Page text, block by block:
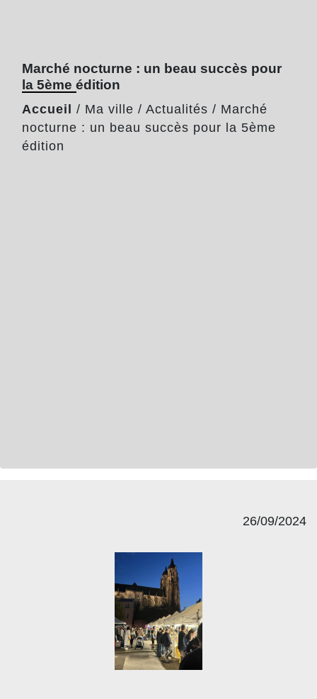
Marché nocturne : un beau succès pour
la 5ème édition
Accueil / Ma ville / Actualités / Marché
nocturne : un beau succès pour la 5ème
édition
26/09/2024